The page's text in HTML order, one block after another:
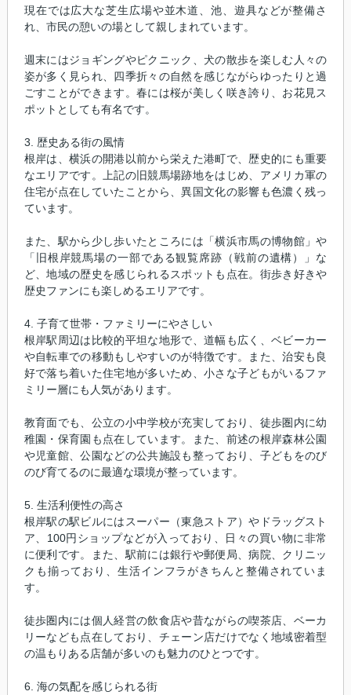
現在では広大な芝生広場や並木道、池、遊具などが整備さ
れ、市民の憩いの場として親しまれています。
週末にはジョギングやピクニック、犬の散歩を楽しむ人々の
姿が多く見られ、四季折々の自然を感じながらゆったりと過
ごすことができます。春には桜が美しく咲き誇り、お花見ス
ポットとしても有名です。
3. 歴史ある街の風情
根岸は、横浜の開港以前から栄えた港町で、歴史的にも重要
なエリアです。上記の旧競馬場跡地をはじめ、アメリカ軍の
住宅が点在していたことから、異国文化の影響も色濃く残っ
ています。
また、駅から少し歩いたところには「横浜市馬の博物館」や
「旧根岸競馬場の一部である観覧席跡（戦前の遺構）」な
ど、地域の歴史を感じられるスポットも点在。街歩き好きや
歴史ファンにも楽しめるエリアです。
4. 子育て世帯・ファミリーにやさしい
根岸駅周辺は比較的平坦な地形で、道幅も広く、ベビーカー
や自転車での移動もしやすいのが特徴です。また、治安も良
好で落ち着いた住宅地が多いため、小さな子どもがいるファ
ミリー層にも人気があります。
教育面でも、公立の小中学校が充実しており、徒歩圏内に幼
稚園・保育園も点在しています。また、前述の根岸森林公園
や児童館、公園などの公共施設も整っており、子どもをのび
のび育てるのに最適な環境が整っています。
5. 生活利便性の高さ
根岸駅の駅ビルにはスーパー（東急ストア）やドラッグスト
ア、100円ショップなどが入っており、日々の買い物に非常
に便利です。また、駅前には銀行や郵便局、病院、クリニッ
クも揃っており、生活インフラがきちんと整備されていま
す。
徒歩圏内には個人経営の飲食店や昔ながらの喫茶店、ベーカ
リーなども点在しており、チェーン店だけでなく地域密着型
の温もりある店舗が多いのも魅力のひとつです。
6. 海の気配を感じられる街